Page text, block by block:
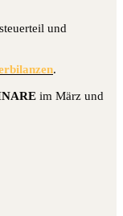
und
.
im März und